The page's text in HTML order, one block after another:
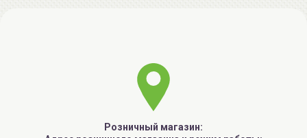
Розничный магазин: